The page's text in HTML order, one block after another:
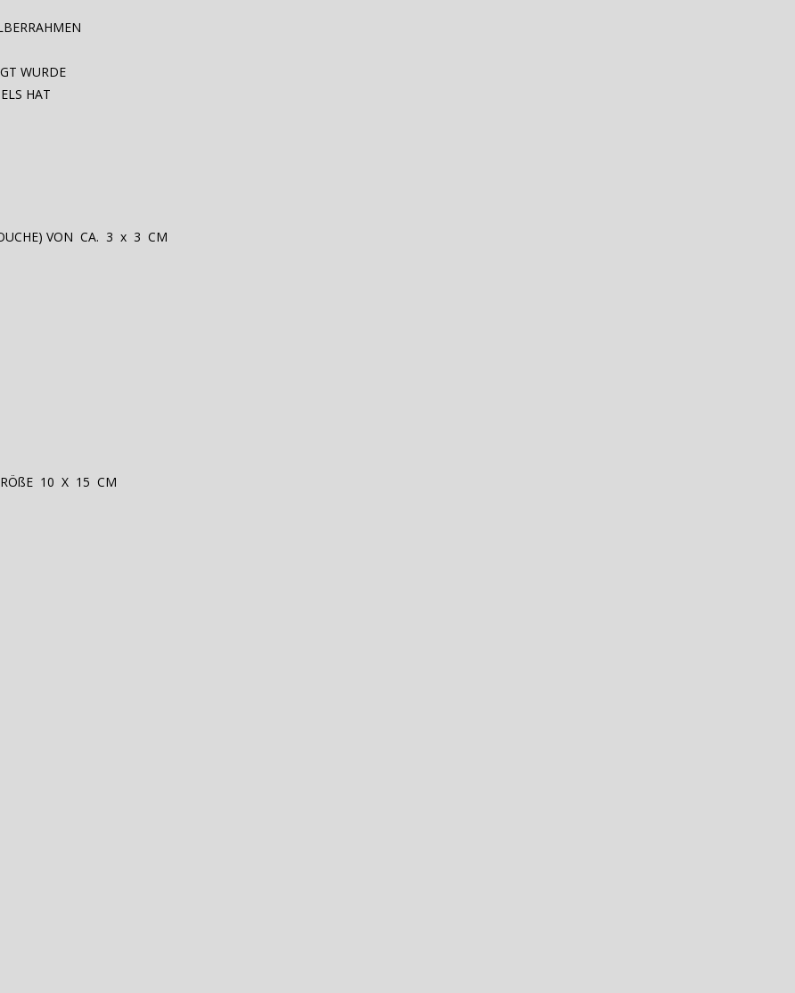
WURDE
HAT
VON CA. 3 x 3 CM
10 X 15 CM